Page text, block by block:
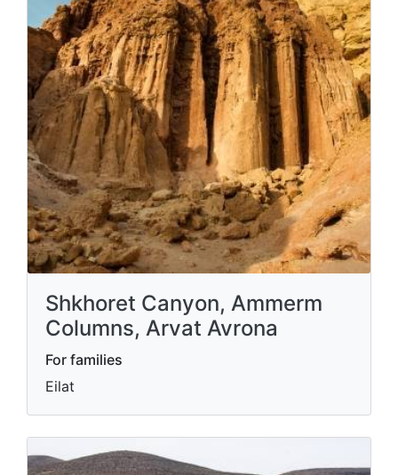
Shkhoret Canyon, Ammerm
Columns, Arvat Avrona
For families
Eilat